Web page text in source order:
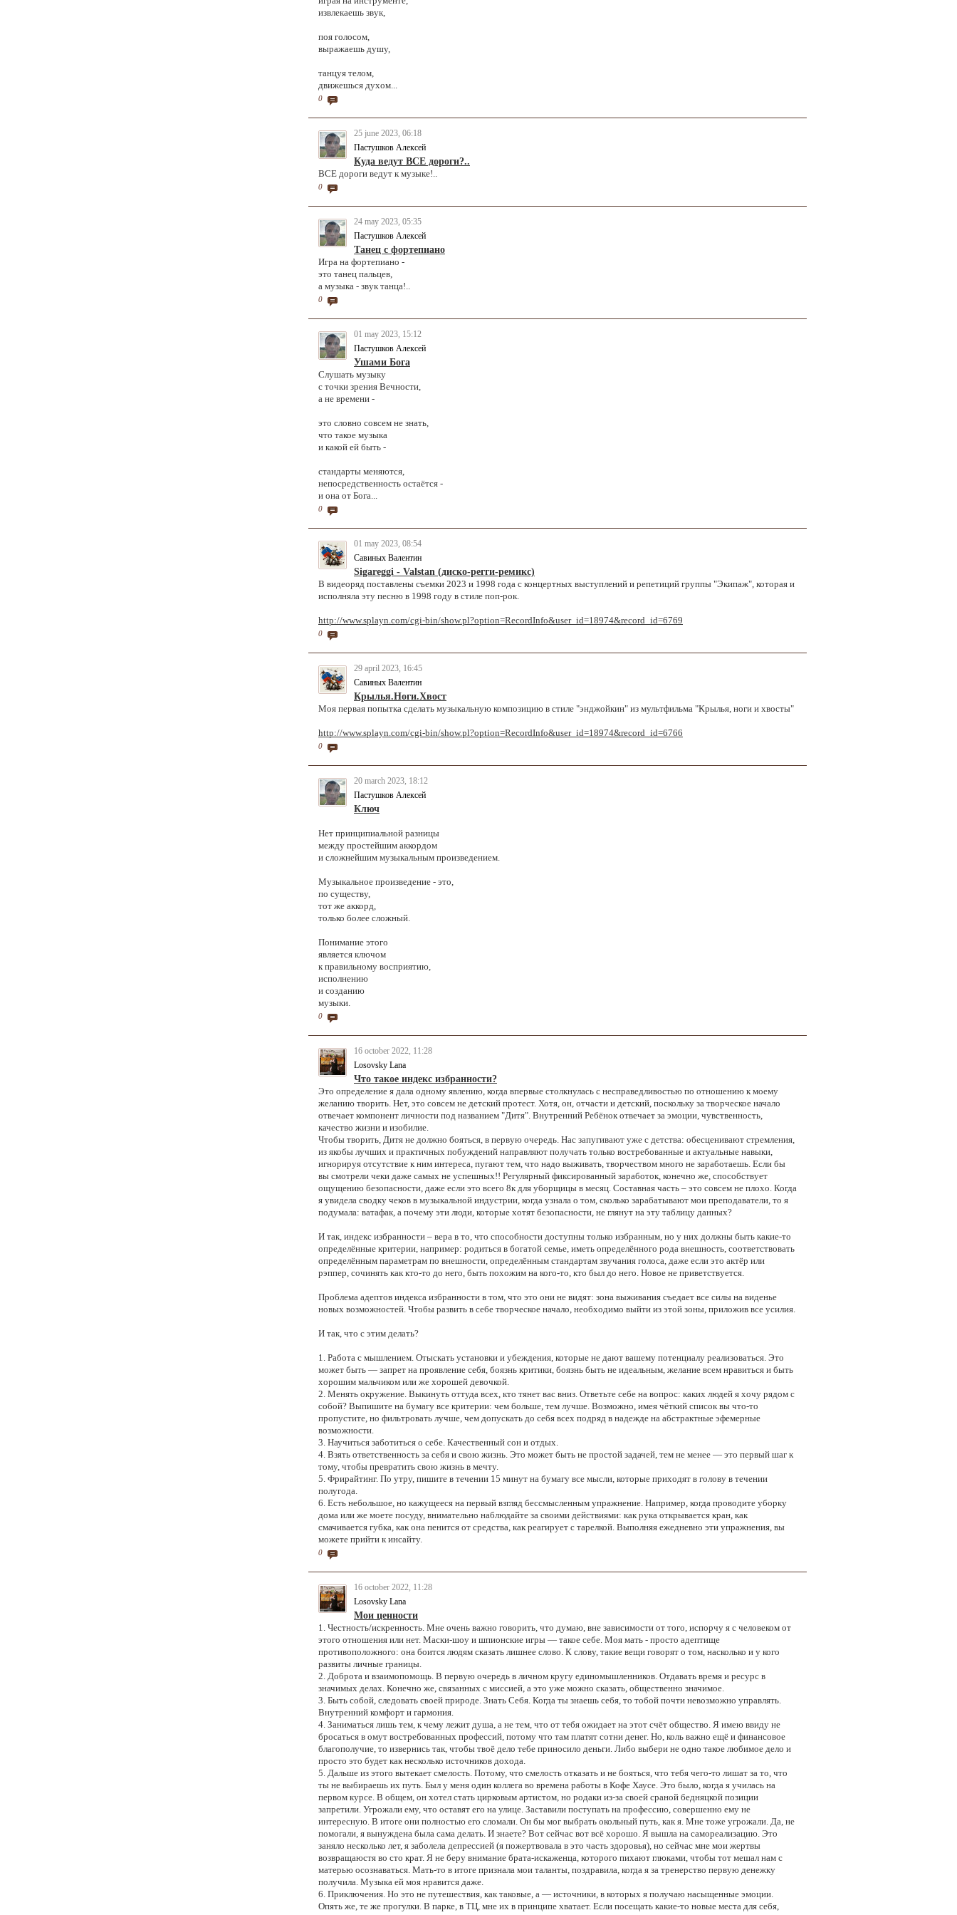
извлекаешь звук,
поя голосом,
выражаешь душу,
танцуя телом,
движешься духом...
0
25 june 2023, 06:18
Пастушков Алексей
Куда ведут ВСЕ дороги?..
ВСЕ дороги ведут к музыке!..
0
24 may 2023, 05:35
Пастушков Алексей
Танец с фортепиано
Игра на фортепиано -
это танец пальцев,
а музыка - звук танца!..
0
01 may 2023, 15:12
Пастушков Алексей
Ушами Бога
Слушать музыку
с точки зрения Вечности,
а не времени -
это словно совсем не знать,
что такое музыка
и какой ей быть -
стандарты меняются,
непосредственность остаётся -
и она от Бога...
0
01 may 2023, 08:54
Савиных Валентин
Sigareggi - Valstan (диско-регги-ремикс)
В видеоряд поставлены съемки 2023 и 1998 года с концертных выступлений и репетиций группы "Экипаж", которая и
исполняла эту песню в 1998 году в стиле поп-рок.
http://www.splayn.com/cgi-bin/show.pl?option=RecordInfo&user_id=18974&record_id=6769
0
29 april 2023, 16:45
Савиных Валентин
Крылья.Ноги.Хвост
Моя первая попытка сделать музыкальную композицию в стиле "энджойкин" из мультфильма "Крылья, ноги и хвосты"
http://www.splayn.com/cgi-bin/show.pl?option=RecordInfo&user_id=18974&record_id=6766
0
20 march 2023, 18:12
Пастушков Алексей
Ключ
Нет принципиальной разницы
между простейшим аккордом
и сложнейшим музыкальным произведением.
Музыкальное произведение - это,
по существу,
тот же аккорд,
только более сложный.
Понимание этого
является ключом
к правильному восприятию,
исполнению
и созданию
музыки.
0
16 october 2022, 11:28
Losovsky Lana
Что такое индекс избранности?
Это определение я дала одному явлению, когда впервые столкнулась с несправедливостью по отношению к моему
желанию творить. Нет, это совсем не детский протест. Хотя, он, отчасти и детский, поскольку за творческое начало
отвечает компонент личности под названием "Дитя". Внутренний Ребёнок отвечает за эмоции, чувственность,
качество жизни и изобилие.
Чтобы творить, Дитя не должно бояться, в первую очередь. Нас запугивают уже с детства: обесценивают стремления,
из якобы лучших и практичных побуждений направляют получать только востребованные и актуальные навыки,
игнорируя отсутствие к ним интереса, пугают тем, что надо выживать, творчеством много не заработаешь. Если бы
вы смотрели чеки даже самых не успешных!! Регулярный фиксированный заработок, конечно же, способствует
ощущению безопасности, даже если это всего 8к для уборщицы в месяц. Составная часть – это совсем не плохо. Когда
я увидела сводку чеков в музыкальной индустрии, когда узнала о том, сколько зарабатывают мои преподаватели, то я
подумала: ватафак, а почему эти люди, которые хотят безопасности, не глянут на эту таблицу данных?
И так, индекс избранности – вера в то, что способности доступны только избранным, но у них должны быть какие-то
определённые критерии, например: родиться в богатой семье, иметь определённого рода внешность, соответствовать
определённым параметрам по внешности, определённым стандартам звучания голоса, даже если это актёр или
рэппер, сочинять как кто-то до него, быть похожим на кого-то, кто был до него. Новое не приветствуется.
Проблема адептов индекса избранности в том, что это они не видят: зона выживания съедает все силы на виденье
новых возможностей. Чтобы развить в себе творческое начало, необходимо выйти из этой зоны, приложив все усилия.
И так, что с этим делать?
1. Работа с мышлением. Отыскать установки и убеждения, которые не дают вашему потенциалу реализоваться. Это
может быть — запрет на проявление себя, боязнь критики, боязнь быть не идеальным, желание всем нравиться и быть
хорошим мальчиком или же хорошей девочкой.
2. Менять окружение. Выкинуть оттуда всех, кто тянет вас вниз. Ответьте себе на вопрос: каких людей я хочу рядом с
собой? Выпишите на бумагу все критерии: чем больше, тем лучше. Возможно, имея чёткий список вы что-то
пропустите, но фильтровать лучше, чем допускать до себя всех подряд в надежде на абстрактные эфемерные
возможности.
3. Научиться заботиться о себе. Качественный сон и отдых.
4. Взять ответственность за себя и свою жизнь. Это может быть не простой задачей, тем не менее — это первый шаг к
тому, чтобы превратить свою жизнь в мечту.
5. Фрирайтинг. По утру, пишите в течении 15 минут на бумагу все мысли, которые приходят в голову в течении
полугода.
6. Есть небольшое, но кажущееся на первый взгляд бессмысленным упражнение. Например, когда проводите уборку
дома или же моете посуду, внимательно наблюдайте за своими действиями: как рука открывается кран, как
смачивается губка, как она пенится от средства, как реагирует с тарелкой. Выполняя ежедневно эти упражнения, вы
можете прийти к инсайту.
0
16 october 2022, 11:28
Losovsky Lana
Мои ценности
1. Честность/искренность. Мне очень важно говорить, что думаю, вне зависимости от того, испорчу я с человеком от
этого отношения или нет. Маски-шоу и шпионские игры — такое себе. Моя мать - просто адептище
противоположного: она боится людям сказать лишнее слово. К слову, такие вещи говорят о том, насколько и у кого
развиты личные границы.
2. Доброта и взаимопомощь. В первую очередь в личном кругу единомышленников. Отдавать время и ресурс в
значимых делах. Конечно же, связанных с миссией, а это уже можно сказать, общественно значимое.
3. Быть собой, следовать своей природе. Знать Себя. Когда ты знаешь себя, то тобой почти невозможно управлять.
Внутренний комфорт и гармония.
4. Заниматься лишь тем, к чему лежит душа, а не тем, что от тебя ожидает на этот счёт общество. Я имею ввиду не
бросаться в омут востребованных профессий, потому что там платят сотни денег. Но, коль важно ещё и финансовое
благополучие, то извернись так, чтобы твоё дело тебе приносило деньги. Либо выбери не одно такое любимое дело и
просто это будет как несколько источников дохода.
5. Дальше из этого вытекает смелость. Потому, что смелость отказать и не бояться, что тебя чего-то лишат за то, что
ты не выбираешь их путь. Был у меня один коллега во времена работы в Кофе Хаусе. Это было, когда я училась на
первом курсе. В общем, он хотел стать цирковым артистом, но родаки из-за своей сраной бедняцкой позиции
запретили. Угрожали ему, что оставят его на улице. Заставили поступать на профессию, совершенно ему не
интересную. В итоге они полностью его сломали. Он бы мог выбрать окольный путь, как я. Мне тоже угрожали. Да, не
помогали, я вынуждена была сама делать. И знаете? Вот сейчас вот всё хорошо. Я вышла на самореализацию. Это
заняло несколько лет, я заболела депрессией (я пожертвовала в это часть здоровья), но сейчас мне мои жертвы
возвращаюстя во сто крат. Я не беру внимание брата-искаженца, которого пихают глюками, чтобы тот мешал нам с
матерью осознаваться. Мать-то в итоге признала мои таланты, поздравила, когда я за тренерство первую денежку
получила. Музыка ей моя нравится даже.
6. Приключения. Но это не путешествия, как таковые, а — источники, в которых я получаю насыщенные эмоции.
Опять же, те же прогулки. В парке, в ТЦ, мне их в принципе хватает. Если посещать какие-то новые места для себя,